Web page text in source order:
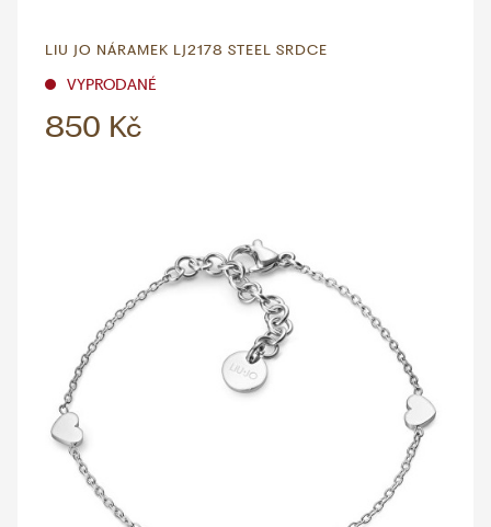
LIU JO NÁRAMEK LJ2178 STEEL SRDCE
VYPRODANÉ
850 Kč